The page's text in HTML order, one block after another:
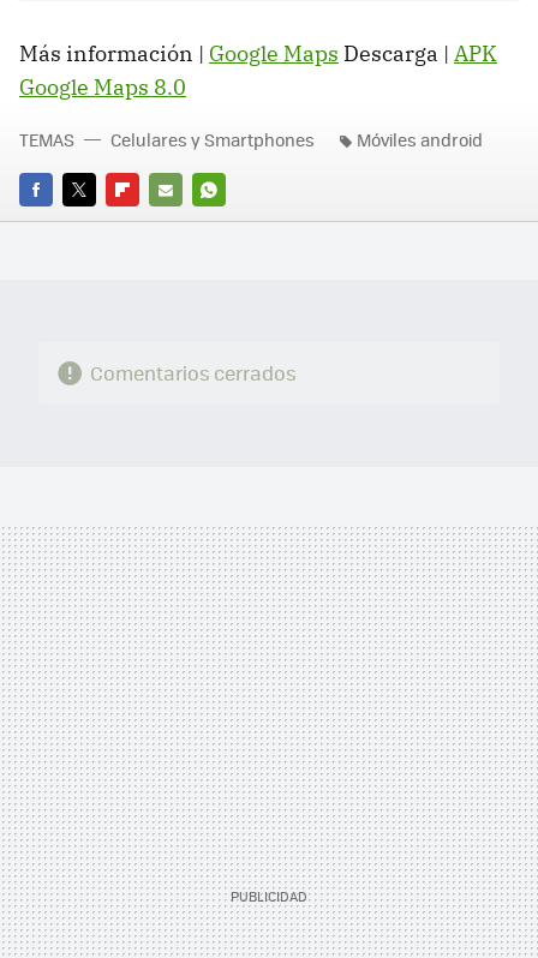
Más información | Google Maps Descarga | APK
Google Maps 8.0
FACEBOOK
TWITTERFLIPBOARD
E-
WHATSAPP
TEMAS Celulares y Smartphones Móviles android
Comentarios cerrados